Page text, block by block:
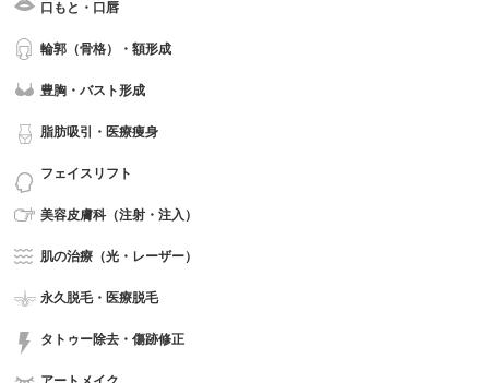
口もと・口唇
輪郭（骨格）・額形成
豊胸・バスト形成
脂肪吸引・医療痩身
フェイスリフト
美容皮膚科（注射・注入）
肌の治療（光・レーザー）
永久脱毛・医療脱毛
タトゥー除去・傷跡修正